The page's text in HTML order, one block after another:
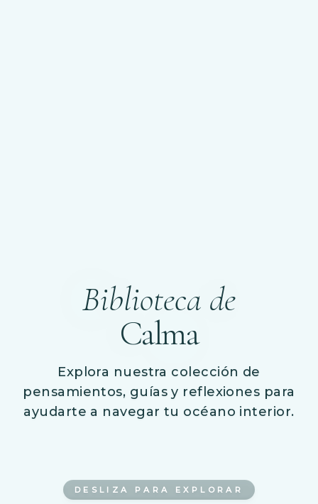
Biblioteca de
Calma
Explora nuestra colección de
pensamientos, guías y reflexiones para
ayudarte a navegar tu océano interior.
DESLIZA PARA EXPLORAR